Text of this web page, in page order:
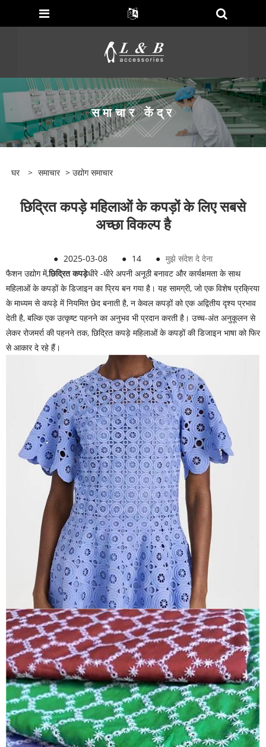
समाचार केंद्र
घर > समाचार > उद्योग समाचार
छिद्रित कपड़े महिलाओं के कपड़ों के लिए सबसे
अच्छा विकल्प है
● 2025-03-08 ● 14 ● मुझे संदेश दे देना
फैशन उद्योग में,छिद्रित कपड़ेधीरे -धीरे अपनी अनूठी बनावट और कार्यक्षमता के साथ
महिलाओं के कपड़ों के डिजाइन का प्रिय बन गया है। यह सामग्री, जो एक विशेष प्रक्रिया
के माध्यम से कपड़े में नियमित छेद बनाती है, न केवल कपड़ों को एक अद्वितीय दृश्य प्रभाव
देती है, बल्कि एक उत्कृष्ट पहनने का अनुभव भी प्रदान करती है। उच्च-अंत अनुकूलन से
लेकर रोजमर्रा की पहनने तक, छिद्रित कपड़े महिलाओं के कपड़ों की डिजाइन भाषा को फिर
से आकार दे रहे हैं।